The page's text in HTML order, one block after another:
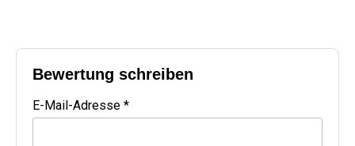
Bewertung schreiben
E-Mail-Adresse *